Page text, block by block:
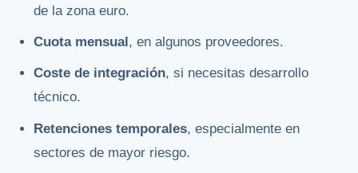
de la zona euro.
Cuota mensual, en algunos proveedores.
Coste de integración, si necesitas desarrollo
técnico.
Retenciones temporales, especialmente en
sectores de mayor riesgo.